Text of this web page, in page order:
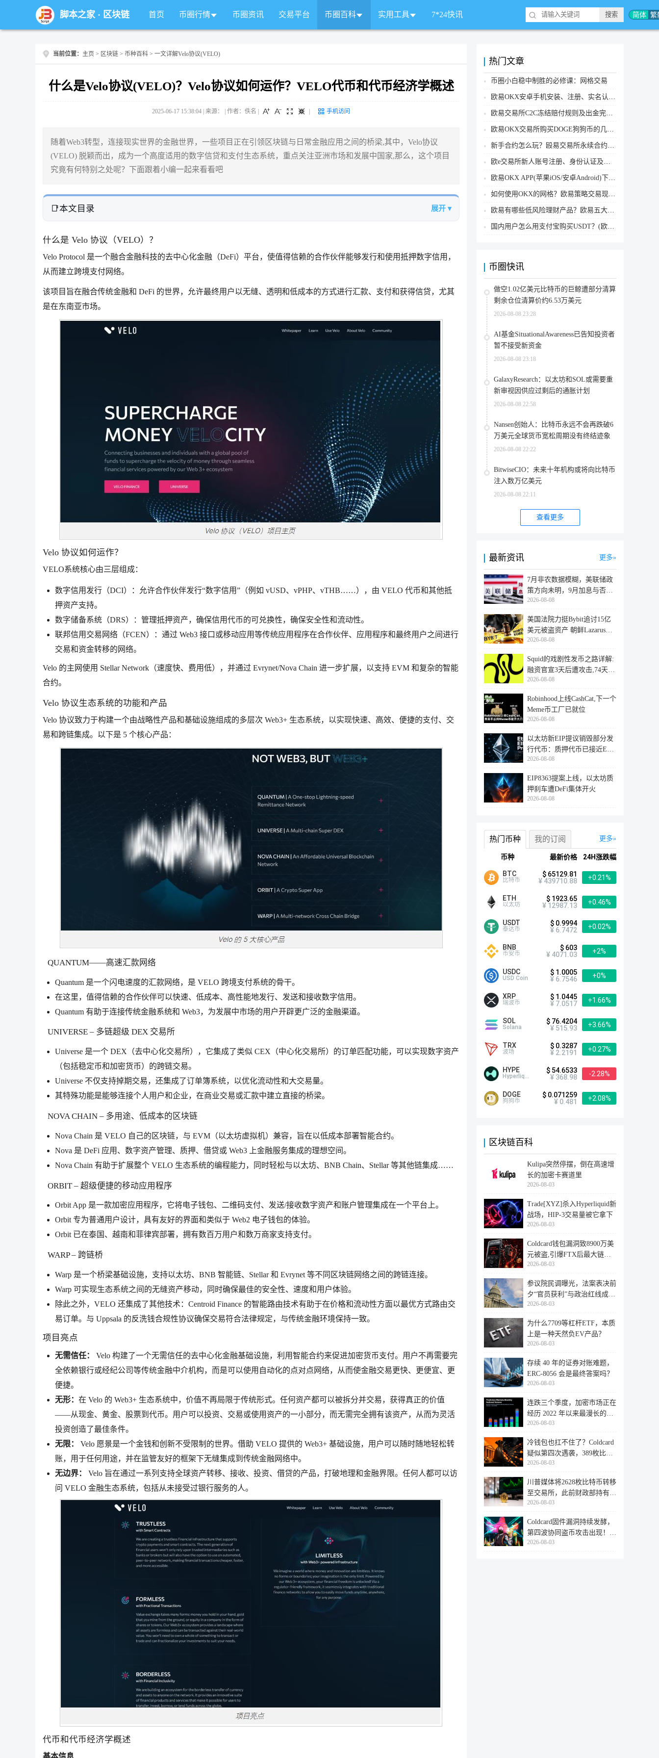
简体 繁
脚本之家· 区块链 首页 币圈行情 币圈资讯 交易平台 币圈百科 实用工具 7*24快讯
当前位置： 主页 > 区块链 > 币种百科 > 一文详解Velo协议(VELO)
什么是Velo协议(VELO)？Velo协议如何运作？VELO代币和代币经济学概述
2025-06-17 15:38:04 | 来源： | 作者：佚名 手机访问
随着Web3转型，连接现实世界的金融世界，一些项目正在引领区块链与日常金融应用之间的桥梁,其中，Velo协议
(VELO) 脱颖而出，成为一个高度适用的数字信贷和支付生态系统，重点关注亚洲市场和发展中国家,那么，这个项目
究竟有何特别之处呢？下面跟着小编一起来看看吧
本文目录 展开 ▾
什么是 Velo 协议（VELO）？
Velo Protocol 是一个融合金融科技的去中心化金融（DeFi）平台，使值得信赖的合作伙伴能够发行和使用抵押数字信用，
从而建立跨境支付网络。
该项目旨在融合传统金融和 DeFi 的世界，允许最终用户以无缝、透明和低成本的方式进行汇款、支付和获得信贷，尤其
是在东南亚市场。
Velo 协议如何运作？
VELO系统核心由三层组成：
数字信用发行（DCI）：允许合作伙伴发行“数字信用”（例如 vUSD、vPHP、vTHB……），由 VELO 代币和其他抵
押资产支持。
数字储备系统（DRS）：管理抵押资产，确保信用代币的可兑换性，确保安全性和流动性。
联邦信用交易网络（FCEN）：通过 Web3 接口或移动应用等传统应用程序在合作伙伴、应用程序和最终用户之间进行
交易和资金转移的网络。
Velo 的主网使用 Stellar Network（速度快、费用低），并通过 Evrynet/Nova Chain 进一步扩展，以支持 EVM 和复杂的智能
合约。
Velo 协议生态系统的功能和产品
Velo 协议致力于构建一个由战略性产品和基础设施组成的多层次 Web3+ 生态系统，以实现快速、高效、便捷的支付、交
易和跨链集成。以下是 5 个核心产品：
QUANTUM——高速汇款网络
Quantum 是一个闪电速度的汇款网络，是 VELO 跨境支付系统的骨干。
在这里，值得信赖的合作伙伴可以快速、低成本、高性能地发行、发送和接收数字信用。
Quantum 有助于连接传统金融系统和 Web3，为发展中市场的用户开辟更广泛的金融渠道。
UNIVERSE – 多链超级 DEX 交易所
Universe 是一个 DEX（去中心化交易所），它集成了类似 CEX（中心化交易所）的订单匹配功能，可以实现数字资产
（包括稳定币和加密货币）的跨链交易。
Universe 不仅支持掉期交易，还集成了订单簿系统，以优化流动性和大交易量。
其特殊功能是能够连接个人用户和企业，在商业交易或汇款中建立直接的桥梁。
NOVA CHAIN – 多用途、低成本的区块链
Nova Chain 是 VELO 自己的区块链，与 EVM（以太坊虚拟机）兼容，旨在以低成本部署智能合约。
Nova 是 DeFi 应用、数字资产管理、质押、借贷或 Web3 上金融服务集成的理想空间。
Nova Chain 有助于扩展整个 VELO 生态系统的编程能力，同时轻松与以太坊、BNB Chain、Stellar 等其他链集成……
ORBIT – 超级便捷的移动应用程序
Orbit App 是一款加密应用程序，它将电子钱包、二维码支付、发送/接收数字资产和账户管理集成在一个平台上。
Orbit 专为普通用户设计，具有友好的界面和类似于 Web2 电子钱包的体验。
Orbit 已在泰国、越南和菲律宾部署，拥有数百万用户和数万商家支持支付。
WARP – 跨链桥
Warp 是一个桥梁基础设施，支持以太坊、BNB 智能链、Stellar 和 Evrynet 等不同区块链网络之间的跨链连接。
Warp 可实现生态系统之间的无缝资产移动，同时确保最佳的安全性、速度和用户体验。
除此之外，VELO 还集成了其他技术：Centroid Finance 的智能路由技术有助于在价格和流动性方面以最优方式路由交
易订单。与 Uppsala 的反洗钱合规性协议确保交易符合法律规定，与传统金融环境保持一致。
项目亮点
无需信任：
Velo 构建了一个无需信任的去中心化金融基础设施，利用智能合约来促进加密货币支付。用户不再需要完
全依赖银行或经纪公司等传统金融中介机构，而是可以使用自动化的点对点网络，从而使金融交易更快、更便宜、更
便捷。
无形： 在 Velo 的 Web3+ 生态系统中，价值不再局限于传统形式。任何资产都可以被拆分并交易，获得真正的价值
——从现金、黄金、股票到代币。用户可以投资、交易或使用资产的一小部分，而无需完全拥有该资产，从而为灵活
投资创造了最佳条件。
无限：
Velo 愿景是一个金钱和创新不受限制的世界。借助 VELO 提供的 Web3+ 基础设施，用户可以随时随地轻松转
账，用于任何用途，并在监管友好的框架下无缝集成到传统金融网络中。
无边界：
Velo 旨在通过一系列支持全球资产转移、接收、投资、借贷的产品，打破地理和金融界限。任何人都可以访
问 VELO 金融生态系统，包括从未接受过银行服务的人。
代币和代币经济学概述
热门文章
币圈小白稳中制胜的必修课：网格交易
欧易OKX安卓手机安装、注册、实名认证、买币转账新手实操教程
欧易交易所C2C冻结赔付规则及出金完整流程
欧易OKX交易所购买DOGE狗狗币的几个方式汇总
新手合约怎么玩？殴易交易所永续合约操作步骤教程(APP/Web端)
欧e交易所新人账号注册、身份认证及安全设置教程
欧易OKX APP(苹果iOS/安卓Android)下载图文教程
如何使用OKX的网格？欧易策略交易现货网格新手操作流程
欧易有哪些低风险理财产品？欧易五大低风险理财产品详细介绍
国内用户怎么用支付宝购买USDT？(欧易交易所为例)
币圈快讯
做空1.02亿美元比特币的巨鲸遭部分清算
剩余仓位清算价约6.53万美元
2026-08-08 23:28
AI基金SituationalAwareness已告知投资者
暂不接受新资金
2026-08-08 23:18
GalaxyResearch：以太坊和SOL或需要重
新审视因供应过剩后的通胀计划
2026-08-08 22:58
Nansen创始人：比特币永远不会再跌破6
万美元全球货币宽松周期没有终结迹象
2026-08-08 22:22
BitwiseCIO：未来十年机构或将向比特币
注入数万亿美元
2026-08-08 22:11
查看更多
最新资讯 更多
7月非农数据模糊，美联储政
策方向未明，9月加息与否仍
取决于
2026-08-08
美国法院力挺Bybit追讨15亿
美元被盗资产 朝鲜Lazarus黑
客洗
2026-08-08
Squid的戏剧性发币之路详解:
融资官宣3天后遭攻击,74天后
登陆
2026-08-08
Robinhood上线CashCat,下一个
Meme币工厂已就位
2026-08-08
以太坊新EIP提议销毁部分发
行代币：质押代币已接近ETH
供应量
2026-08-08
EIP8363提案上线，以太坊质
押刹车遭DeFi集体开火
2026-08-08
更多
热门币种 我的订阅
币种 最新价格 24H涨跌幅
BTC
比特币
$ 65129.81
¥ 439710.88
+0.21%
ETH
以太坊
$ 1923.65
¥ 12987.13
+0.46%
USDT
泰达币
$ 0.9994
¥ 6.7472
+0.02%
BNB
币安币
$ 603
¥ 4071.03
+2%
USDC
USD Coin
$ 1.0005
¥ 6.7546
+0%
XRP
瑞波币
$ 1.0445
¥ 7.0517
+1.66%
SOL
Solana
$ 76.4204
¥ 515.93
+3.66%
TRX
波场
$ 0.3287
¥ 2.2191
+0.27%
HYPE
Hyperliquid
$ 54.6533
¥ 368.98
-2.28%
DOGE
狗狗币
$ 0.071259
¥ 0.481
+2.08%
区块链百科
Kulipa突然停摆，倒在高速增
长的加密卡赛道里
2026-08-03
Trade[XYZ]杀入Hyperliquid新
战场，HIP-3交易量被它拿下
2026-08-03
Coldcard钱包漏洞致8900万美
元被盗,引爆FTX后最大链上
迁移潮
2026-08-03
参议院民调曝光，法案表决前
夕“官员获利”与政治红线成最
大
2026-08-03
为什么7709等杠杆ETF，本质
上是一种天然负EV产品？
2026-08-03
存续 40 年的证券对账难题，
ERC-8056 会是最终答案吗？
2026-08-03
连跌三个季度，加密市场正在
经历 2022 年以来最漫长的退
潮
2026-08-03
冷钱包也扛不住了？Coldcard
疑似第四次遇袭，389枚比特
币失
2026-08-03
川普媒体将2628枚比特币转移
至交易所，此前财政部持有的
比特
2026-08-03
Coldcard固件漏洞持续发酵，
第四波协同盗币攻击出现！
462个
2026-08-03